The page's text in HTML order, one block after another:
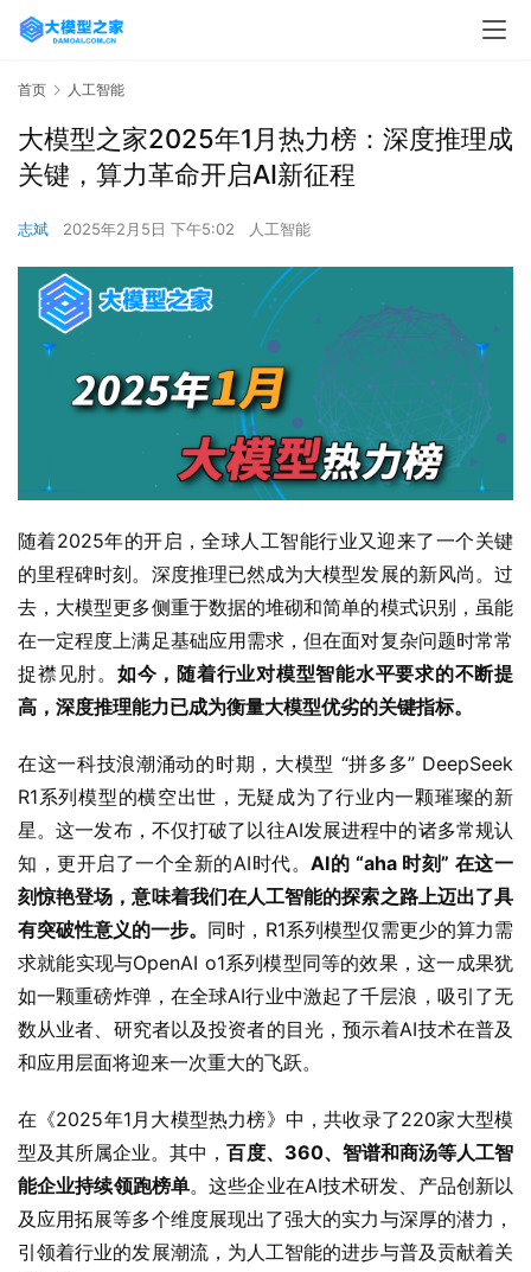
首页 人工智能
大模型之家2025年1月热力榜：深度推理成
关键，算力革命开启AI新征程
志斌 2025年2月5日 下午5:02 人工智能
随着2025年的开启，全球人工智能行业又迎来了一个关键
的里程碑时刻。深度推理已然成为大模型发展的新风尚。过
去，大模型更多侧重于数据的堆砌和简单的模式识别，虽能
在一定程度上满足基础应用需求，但在面对复杂问题时常常
捉襟见肘。 如今，随着行业对模型智能水平要求的不断提
高，深度推理能力已成为衡量大模型优劣的关键指标。
在这一科技浪潮涌动的时期，大模型 “拼多多” DeepSeek
R1系列模型的横空出世，无疑成为了行业内一颗璀璨的新
星。这一发布，不仅打破了以往AI发展进程中的诸多常规认
知，更开启了一个全新的AI时代。AI的 “aha 时刻” 在这一
刻惊艳登场，意味着我们在人工智能的探索之路上迈出了具
有突破性意义的一步。 同时，R1系列模型仅需更少的算力需
求就能实现与OpenAI o1系列模型同等的效果，这一成果犹
如一颗重磅炸弹，在全球AI行业中激起了千层浪，吸引了无
数从业者、研究者以及投资者的目光，预示着AI技术在普及
和应用层面将迎来一次重大的飞跃。
在《2025年1月大模型热力榜》中，共收录了220家大型模
型及其所属企业。其中，百度、360、智谱和商汤等人工智
能企业持续领跑榜单。这些企业在AI技术研发、产品创新以
及应用拓展等多个维度展现出了强大的实力与深厚的潜力，
引领着行业的发展潮流，为人工智能的进步与普及贡献着关